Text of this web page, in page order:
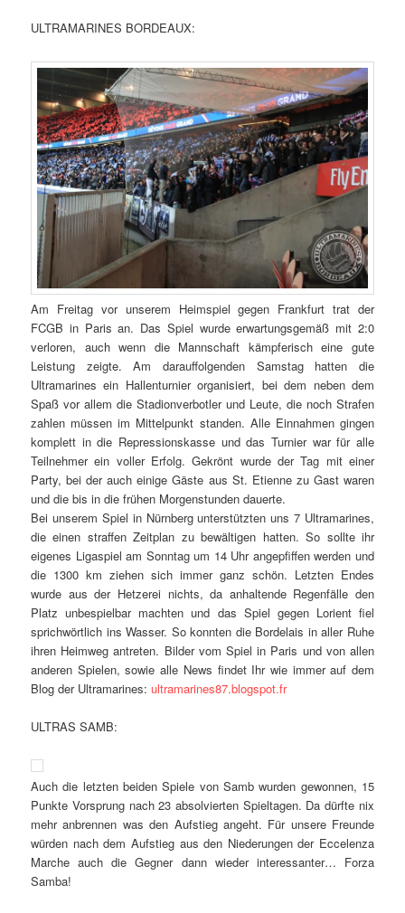
ULTRAMARINES BORDEAUX:
Am Freitag vor unserem Heimspiel gegen Frankfurt trat der
FCGB in Paris an. Das Spiel wurde erwartungsgemäß mit 2:0
verloren, auch wenn die Mannschaft kämpferisch eine gute
Leistung zeigte. Am darauffolgenden Samstag hatten die
Ultramarines ein Hallenturnier organisiert, bei dem neben dem
Spaß vor allem die Stadionverbotler und Leute, die noch Strafen
zahlen müssen im Mittelpunkt standen. Alle Einnahmen gingen
komplett in die Repressionskasse und das Turnier war für alle
Teilnehmer ein voller Erfolg. Gekrönt wurde der Tag mit einer
Party, bei der auch einige Gäste aus St. Etienne zu Gast waren
und die bis in die frühen Morgenstunden dauerte.
Bei unserem Spiel in Nürnberg unterstützten uns 7 Ultramarines,
die einen straffen Zeitplan zu bewältigen hatten. So sollte ihr
eigenes Ligaspiel am Sonntag um 14 Uhr angepfiffen werden und
die 1300 km ziehen sich immer ganz schön. Letzten Endes
wurde aus der Hetzerei nichts, da anhaltende Regenfälle den
Platz unbespielbar machten und das Spiel gegen Lorient fiel
sprichwörtlich ins Wasser. So konnten die Bordelais in aller Ruhe
ihren Heimweg antreten. Bilder vom Spiel in Paris und von allen
anderen Spielen, sowie alle News findet Ihr wie immer auf dem
Blog der Ultramarines:ultramarines87.blogspot.fr
ULTRAS SAMB:
Auch die letzten beiden Spiele von Samb wurden gewonnen, 15
Punkte Vorsprung nach 23 absolvierten Spieltagen. Da dürfte nix
mehr anbrennen was den Aufstieg angeht. Für unsere Freunde
würden nach dem Aufstieg aus den Niederungen der Eccelenza
Marche auch die Gegner dann wieder interessanter… Forza
Samba!